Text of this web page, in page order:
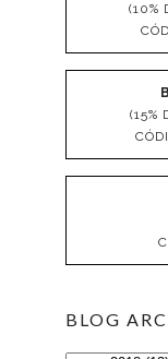
(10%
(15%
BLOG